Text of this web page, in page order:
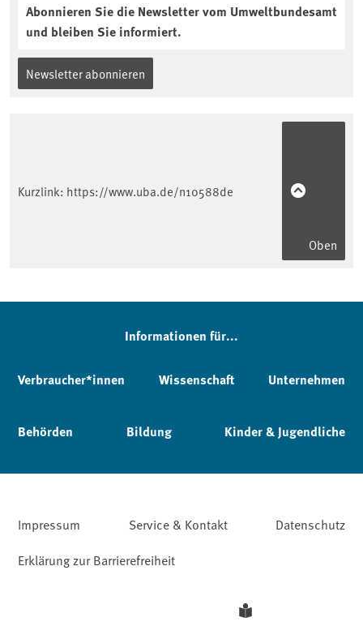
Abonnieren Sie die Newsletter vom Umweltbundesamt
und bleiben Sie informiert.
Newsletter abonnieren
Kurzlink: https://www.uba.de/n10588de
Oben
Informationen für...
Verbraucher*innen Wissenschaft Unternehmen
Behörden Bildung Kinder & Jugendliche
Impressum Service & Kontakt
Datenschutz
Erklärung zur Barrierefreiheit